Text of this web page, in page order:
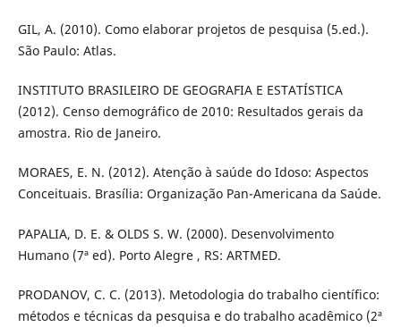
GIL, A. (2010). Como elaborar projetos de pesquisa (5.ed.).
São Paulo: Atlas.
INSTITUTO BRASILEIRO DE GEOGRAFIA E ESTATÍSTICA
(2012). Censo demográfico de 2010: Resultados gerais da
amostra. Rio de Janeiro.
MORAES, E. N. (2012). Atenção à saúde do Idoso: Aspectos
Conceituais. Brasília: Organização Pan-Americana da Saúde.
PAPALIA, D. E. & OLDS S. W. (2000). Desenvolvimento
Humano (7ª ed). Porto Alegre , RS: ARTMED.
PRODANOV, C. C. (2013). Metodologia do trabalho científico:
métodos e técnicas da pesquisa e do trabalho acadêmico (2ª